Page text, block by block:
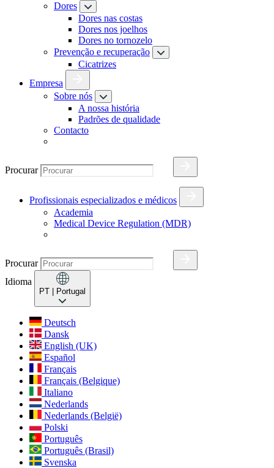
Dores
Dores nas costas
Dores nos joelhos
Dores no tornozelo
Prevenção e recuperação
Cicatrizes
Empresa
Sobre nós
A nossa história
Padrões de qualidade
Contacto
Procurar
Profissionais especializados e médicos
Academia
Medical Device Regulation (MDR)
Procurar
Idioma
PT | Portugal
Deutsch
Dansk
English (UK)
Español
Français
Français (Belgique)
Italiano
Nederlands
Nederlands (België)
Polski
Português
Português (Brasil)
Svenska